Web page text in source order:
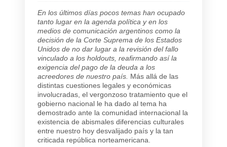
En los últimos días pocos temas han ocupado
tanto lugar en la agenda política y en los
medios de comunicación argentinos como la
decisión de la Corte Suprema de los Estados
Unidos de no dar lugar a la revisión del fallo
vinculado a los holdouts, reafirmando así la
exigencia del pago de la deuda a los
acreedores de nuestro país. Más allá de las
distintas cuestiones legales y económicas
involucradas, el vergonzoso tratamiento que el
gobierno nacional le ha dado al tema ha
demostrado ante la comunidad internacional la
existencia de abismales diferencias culturales
entre nuestro hoy desvalijado país y la tan
criticada república norteamericana.